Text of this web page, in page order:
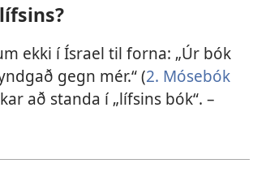
ekki í Ísrael til forna: „Úr bók
gegn mér.“ (2. Mósebók
að standa í „lífsins bók“. –